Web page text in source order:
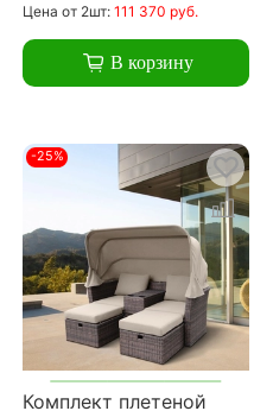
Цена от 2шт: 111 370 руб.
В корзину
-25%
Комплект плетеной